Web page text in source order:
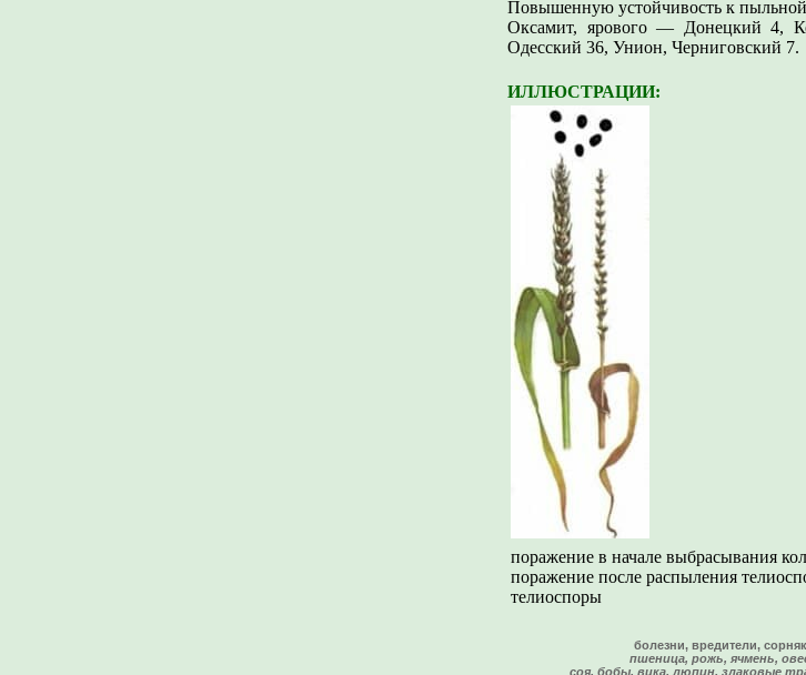
Повышенную устойчивость к
Оксамит, ярового — Донецкий 4,
Одесский 36, Унион, Черниговский 7.
ИЛЛЮСТРАЦИИ:
поражение в начале выбрасывания
поражение после распыления
телиоспоры
болезни, вредители,
пшеница, рожь, ячмень,
соя, бобы, вика, люпин, злаковые